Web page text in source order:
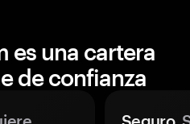
es una cartera
de confianza